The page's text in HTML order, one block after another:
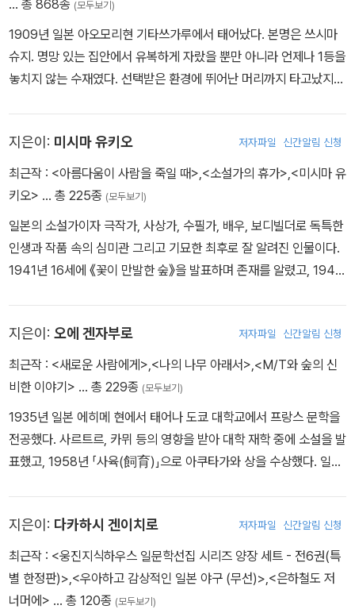
재하며 독자들의 사랑과 함께 일본 근대문학의 새 지평을 열었다는
평가를 받았다. 1916년 12월 9일, 『명암』을 집필하던 중 거듭된 위궤
양 악화로 49세에 생을 마감했다.
… 총 868종 (모두보기)
1909년 일본 아오모리현 기타쓰가루에서 태어났다. 본명은 쓰시마
슈지. 명망 있는 집안에서 유복하게 자랐을 뿐만 아니라 언제나 1등을
놓치지 않는 수재였다. 선택받은 환경에 뛰어난 머리까지 타고났지
930년에는 술집 종업원 다나베 시메코와 가마쿠라 바다에 함께 투신
했다. 그러나 다나베만 사망하고 홀로 살아남아 자살방조죄로 기소유
예 처분을 받았다. 〈광대의 꽃〉(1935)은 대표작인 〈인간 실격〉(194
1)에도 이때의 일이 자세히 서술돼 있다. 좌익 운동을 하며 유치장을
들락거리던 다자이는 〈교겐의 신〉(1936)에 그려진 대로 1935년 가
마쿠라에서 목을 매 세 번째 자살을 시도했다. 미수에 그쳤지만 맹장
염 수술 후 진통제로 쓰인 파비날에 중독되었다. 약값을 대기 위해 아
쿠타가와상 수상에 욕심을 냈지만 실패하고는 깊은 절망에 빠졌다.
눈치채고 큰 충격을 받았다. 1937년 다자이와 오야마는 미나카미 온
천에서 칼모틴을 먹고 네 번째 자살을 기도하지만 둘 다 살아남았고,
이때의 일은 〈우바스테〉(1938)에 녹아들었다. 1948년 결핵 증세로
인한 객혈이 심해진 다자이는 불륜 관계였던 야마자키 도미에와 다마
가와조스이에 몸을 던져 함께 생을 마감했다. 처음이자 마지막 자살
생일인 6월 19일에 발견되었다.
지은이: 미시마 유키오 저자파일 신간알림 신청
최근작 : <아름다움이 사람을 죽일 때>,<소설가의 휴가>,<미시마 유
키오> … 총 225종 (모두보기)
일본의 소설가이자 극작가, 사상가, 수필가, 배우, 보디빌더로 독특한
인생과 작품 속의 심미관 그리고 기묘한 최후로 잘 알려진 인물이다.
1941년 16세에 《꽃이 만발한 숲》을 발표하며 존재를 알렸고, 1946
법학부 졸업 후 대장성(大蔵省)에서 관료로 근무하다 9개월 만에
퇴직하고 본격적인 집필 활동을 시작한다. 그리고 1949년에 발표된
첫 단행본 장편소설 《가면의 고백》으로 작가의 지위를 확고히 한다.
혼란스레 표현하지 않고 담백하면서 제대로 표현한 작가가 드물다는
평가를 받을 만큼 탐미주의 문학에서 독보적인 존재감을 뽐내며 50
~60년대 일본문학을 대표하던 천재 작가이다. 수사적이고 화려한
문체, 고전주의와 낭만주의가 공존하는 작풍이 특징이다. 노벨문학상
후보로 다섯 차례나 선정되었으며, 사후 그의 일대기가 서양에서 영
주요 저서로는 《금색》(1951-1953), 《파도 소리》(1954, 신초샤문
학상), 《금각사》(1956, 요미우리문학상), 《우국》(1961) ,《사드 후
작 부인》(1965, 마이니치예술제상) 등이 있다.
지은이: 오에 겐자부로 저자파일 신간알림 신청
최근작 : <새로운 사람에게>,<나의 나무 아래서>,<M/T와 숲의 신
비한 이야기> … 총 229종 (모두보기)
1935년 일본 에히메 현에서 태어나 도쿄 대학교에서 프랑스 문학을
전공했다. 사르트르, 카뮈 등의 영향을 받아 대학 재학 중에 소설을 발
표했고, 1958년 「사육(飼育)」으로 아쿠타가와 상을 수상했다. 일본
심적인 지식인으로서 반전 평화 운동에 힘썼다. 지적 장애를 가진 아
들의 교육 과정을 배경으로 쓴 『나의 나무 아래서』는 자신의 유소년
기를 추억하면서 “어떻게 살아갈 것인가”, “어떤 어른이 될 것인가”를
탐구하는 책으로, 지식인이자 아버지로서 다음 세대에게 전하는 메시
지은이: 다카하시 겐이치로 저자파일 신간알림 신청
최근작 : <웅진지식하우스 일문학선집 시리즈 양장 세트 - 전6권(특
별 한정판)>,<우아하고 감상적인 일본 야구 (무선)>,<은하철도 저
너머에> … 총 120종 (모두보기)